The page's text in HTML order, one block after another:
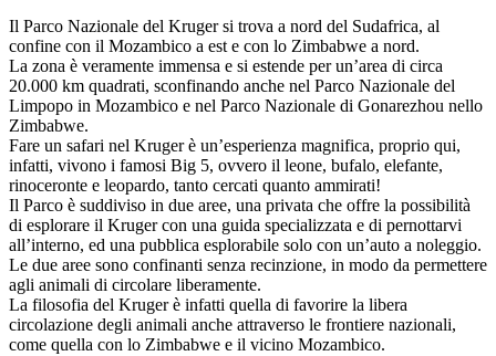
Il Parco Nazionale del Kruger si trova a nord del Sudafrica, al
confine con il Mozambico a est e con lo Zimbabwe a nord.
La zona è veramente immensa e si estende per un’area di circa
20.000 km quadrati, sconfinando anche nel Parco Nazionale del
Limpopo in Mozambico e nel Parco Nazionale di Gonarezhou nello
Zimbabwe.
Fare un safari nel Kruger è un’esperienza magnifica, proprio qui,
infatti, vivono i famosi Big 5, ovvero il leone, bufalo, elefante,
rinoceronte e leopardo, tanto cercati quanto ammirati!
Il Parco è suddiviso in due aree, una privata che offre la possibilità
di esplorare il Kruger con una guida specializzata e di pernottarvi
all’interno, ed una pubblica esplorabile solo con un’auto a noleggio.
Le due aree sono confinanti senza recinzione, in modo da permettere
agli animali di circolare liberamente.
La filosofia del Kruger è infatti quella di favorire la libera
circolazione degli animali anche attraverso le frontiere nazionali,
come quella con lo Zimbabwe e il vicino Mozambico.